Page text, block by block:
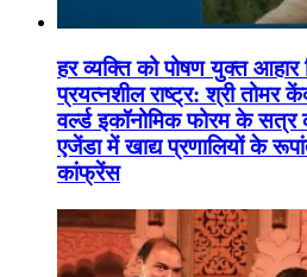
हर व्यक्ति को पोषण युक्त
प्रयत्नशील राष्ट्र: श्री तोमर
वर्ल्ड इकॉनोमिक फोरम के सत्र
एजेंडा में खाद्य प्रणालियों के
कांफ्रेंस